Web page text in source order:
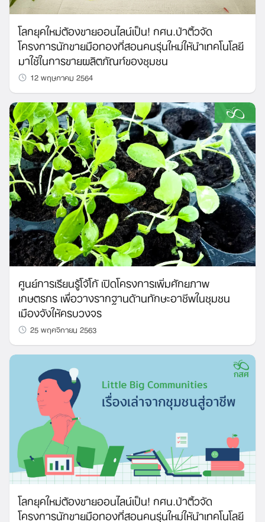
โลกยุคใหม่ต้องขายออนไลน์เป็น! กศน.ป่าติ้วจัด
โครงการนักขายมือทองที่สอนคนรุ่นใหม่ให้นำเทคโนโลยี
มาใช้ในการขายผลิตภัณฑ์ของชุมชน
12 พฤษภาคม 2564
ศูนย์การเรียนรู้โจ้โก้ เปิดโครงการเพิ่มศักยภาพ
เกษตรกร เพื่อวางรากฐานด้านทักษะอาชีพในชุมชน
เมืองจังให้ครบวงจร
25 พฤศจิกายน 2563
โลกยุคใหม่ต้องขายออนไลน์เป็น! กศน.ป่าติ้วจัด
โครงการนักขายมือทองที่สอนคนรุ่นใหม่ให้นำเทคโนโลยี